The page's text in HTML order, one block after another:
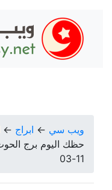
ويب سي ← ابراج ←
11-03